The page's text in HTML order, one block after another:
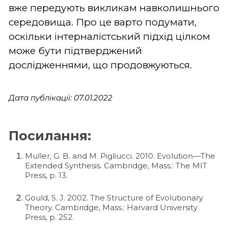
вже передують викликам навколишнього
середовища. Про це варто подумати,
оскільки інтерналістський підхід цілком
може бути підтверджений
дослідженнями, що продовжуються.
Дата публікації: 07.01.2022
Посилання:
Muller, G. B. and M. Pigliucci. 2010. Evolution—The
Extended Synthesis. Cambridge, Mass.: The MIT
Press, p. 13.
Gould, S. J. 2002. The Structure of Evolutionary
Theory. Cambridge, Mass.: Harvard University
Press, p. 252.